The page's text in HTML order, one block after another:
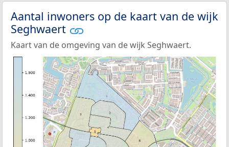
Aantal inwoners op de kaart van de wijk
Seghwaert
Kaart van de omgeving van de wijk Seghwaert.